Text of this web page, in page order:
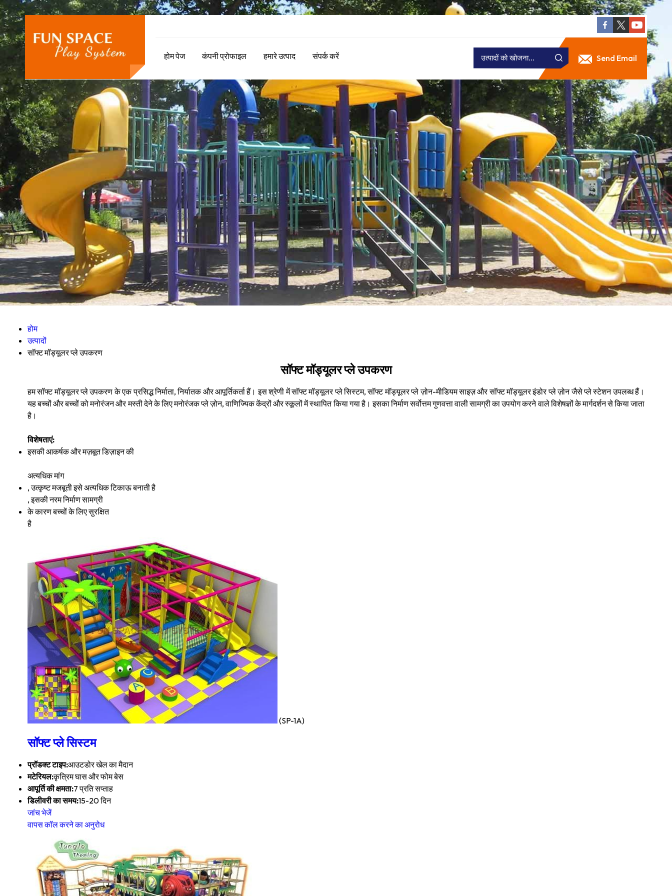
होम पेज कंपनी प्रोफाइल हमारे उत्पाद संपर्क करें Send Email
होम
उत्पादों
सॉफ्ट मॉड्यूलर प्ले उपकरण
सॉफ्ट मॉड्यूलर प्ले उपकरण
हम सॉफ्ट मॉड्यूलर प्ले उपकरण के एक प्रसिद्ध निर्माता, निर्यातक और आपूर्तिकर्ता हैं। इस श्रेणी में सॉफ्ट मॉड्यूलर प्ले सिस्टम, सॉफ्ट मॉड्यूलर प्ले ज़ोन-मीडियम साइज़ और सॉफ्ट मॉड्यूलर इंडोर प्ले ज़ोन जैसे प्ले स्टेशन उपलब्ध हैं।
यह बच्चों और बच्चों को मनोरंजन और मस्ती देने के लिए मनोरंजक प्ले ज़ोन, वाणिज्यिक केंद्रों और स्कूलों में स्थापित किया गया है। इसका निर्माण सर्वोत्तम गुणवत्ता वाली सामग्री का उपयोग करने वाले विशेषज्ञों के मार्गदर्शन से किया जाता
है।
विशेषताएं:
इसकी आकर्षक और मज़बूत डिज़ाइन की
अत्यधिक मांग
, उत्कृष्ट मजबूती इसे अत्यधिक टिकाऊ बनाती है
, इसकी नरम निर्माण सामग्री
के कारण बच्चों के लिए सुरक्षित
है
(SP-1A)
सॉफ्ट प्ले सिस्टम
प्रॉडक्ट टाइप:आउटडोर खेल का मैदान
मटेरियल:कृत्रिम घास और फोम बेस
आपूर्ति की क्षमता:7 प्रति सप्ताह
डिलीवरी का समय:15-20 दिन
जांच भेजें
वापस कॉल करने का अनुरोध